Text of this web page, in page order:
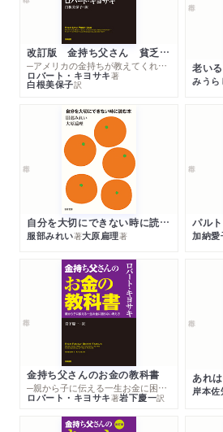
改訂版 金持ち父さん 貧乏父さん
─アメリカの金持ちが教えてくれるお金の哲学
ロバート・キヨサキ著
白根美保子訳
老い
みうら
自分を大切にできない時に読む本
服部みれい著大原扁理著
パルト
加納愛
金持ち父さんのお金の教科書
─親から子に伝える一生お金に困らない考え方
ロバート・キヨサキ著岩下慶一訳
あれ
岸本佐